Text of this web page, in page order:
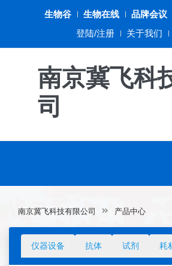
生物谷 生物在线 品牌会议
登陆/注册
关于我们
南京冀飞科
司
南京冀飞科技有限公司 产品中心
仪器设备 抗体 试剂 耗